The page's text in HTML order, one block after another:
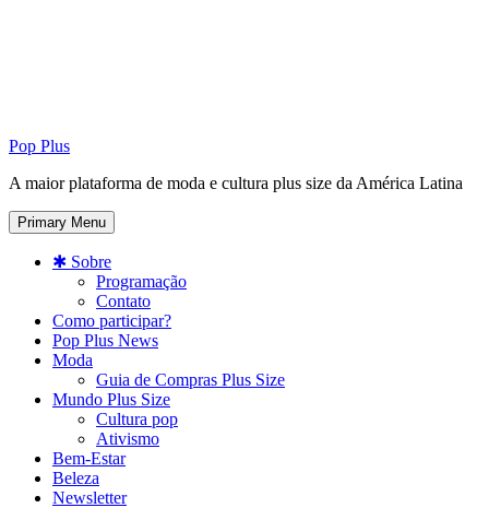
Pop Plus
A maior plataforma de moda e cultura plus size da América Latina
Primary Menu
✱ Sobre
Programação
Contato
Como participar?
Pop Plus News
Moda
Guia de Compras Plus Size
Mundo Plus Size
Cultura pop
Ativismo
Bem-Estar
Beleza
Newsletter